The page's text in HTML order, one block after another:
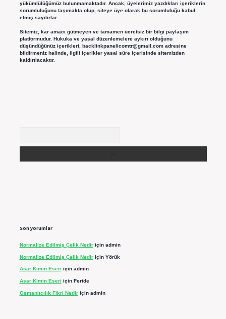
yükümlülüğümüz bulunmamaktadır. Ancak, üyelerimiz yazdıkları içeriklerin
sorumluluğunu taşımakta olup, siteye üye olarak bu sorumluluğu kabul
etmiş sayılırlar.
Sitemiz, kar amacı gütmeyen ve tamamen ücretsiz bir bilgi paylaşım
platformudur. Hukuka ve yasal düzenlemelere aykırı olduğunu
düşündüğünüz içerikleri, backlinkpanelicomtr@gmail.comadresine
bildirmeniz halinde, ilgili içerikler yasal süre içerisinde sitemizden
kaldırılacaktır.
Son yorumlar
Normalize Edilmiş Çelik Nediriçin admin
Normalize Edilmiş Çelik Nediriçin Yörük
Asar Kimin Eseri için admin
Asar Kimin Eseri için Feride
Osmanlıcılık Fikri Nediriçin admin